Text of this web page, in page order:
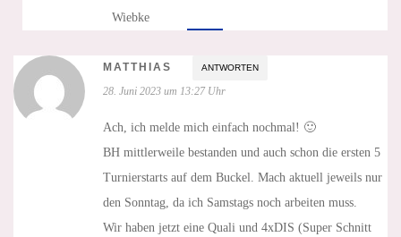
Wiebke
MATTHIAS ANTWORTEN
28. Juni 2023 um 13:27 Uhr
Ach, ich melde mich einfach nochmal! 🙂
BH mittlerweile bestanden und auch schon die ersten 5
Turnierstarts auf dem Buckel. Mach aktuell jeweils nur
den Sonntag, da ich Samstags noch arbeiten muss.
Wir haben jetzt eine Quali und 4xDIS (Super Schnitt